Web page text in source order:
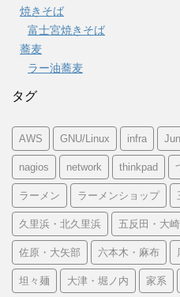
焼きそば
富士宮焼きそば
蕎麦
ラー油蕎麦
タグ
AWS GNU/Linux infra
nagios network thinkpad
ラーメン ラーメンショップ
久里浜・北久里浜 五反田・大崎
佐原・大矢部 六本木・麻布
坦々麺 大津・堀ノ内 家系